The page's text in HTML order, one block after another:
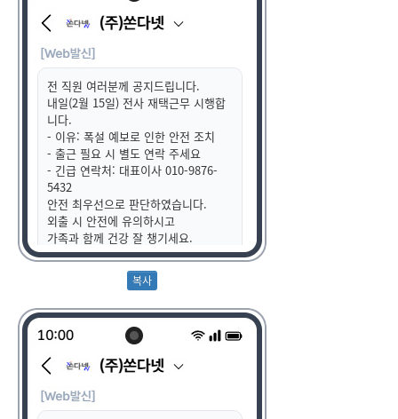
전 직원 여러분께 공지드립니다.
내일(2월 15일) 전사 재택근무 시행합
니다.
- 이유: 폭설 예보로 인한 안전 조치
- 출근 필요 시 별도 연락 주세요
- 긴급 연락처: 대표이사 010-9876-
5432
안전 최우선으로 판단하였습니다.
외출 시 안전에 유의하시고
가족과 함께 건강 잘 챙기세요.
감사합니다.